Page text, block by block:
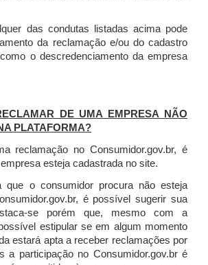
das condutas listadas acima pode
da reclamação e/ou do cadastro
o descredenciamento da empresa
DE UMA EMPRESA NÃO
PLATAFORMA?
reclamação no Consumidor.gov.br, é
esteja cadastrada no site.
que o consumidor procura não esteja
é possível sugerir sua
se porém que, mesmo com a
estipular se em algum momento
estará apta a receber reclamações por
a participação no Consumidor.gov.br é